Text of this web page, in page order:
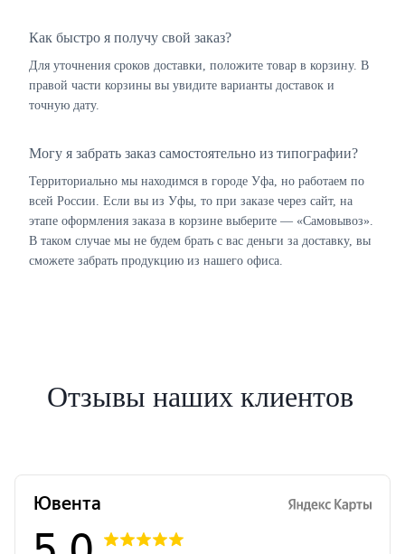
Как быстро я получу свой заказ?
Для уточнения сроков доставки, положите товар в корзину. В
правой части корзины вы увидите варианты доставок и
точную дату.
Могу я забрать заказ самостоятельно из типографии?
Территориально мы находимся в городе Уфа, но работаем по
всей России. Если вы из Уфы, то при заказе через сайт, на
этапе оформления заказа в корзине выберите — «Самовывоз».
В таком случае мы не будем брать с вас деньги за доставку, вы
сможете забрать продукцию из нашего офиса.
Отзывы наших клиентов